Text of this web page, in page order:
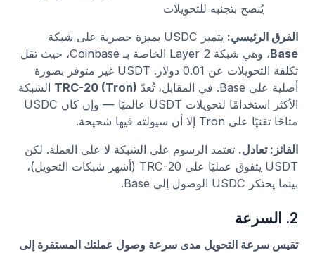
يُنصح بتجنبه للتحويلات
الفرق الرئيسي: يتميز USDC بميزة حصرية على شبكة
Base
، وهي شبكة Layer 2 الخاصة بـ Coinbase، حيث تقل
تكلفة التحويلات عن 0.01 دولار. USDT غير متوفر بصورة
أصلية على Base. في المقابل، تُعدّ
TRC-20 (Tron) الشبكة
الأكثر استخدامًا لتحويلات USDT عالميًا — وإن كان USDC
متاحًا تقنيًا على Tron إلا أن سيولته فيها شحيحة.
الفائز: تعادل. تعتمد الرسوم على الشبكة لا على العملة. لكن
USDT يتفوق عمليًا على TRC-20 (أشهر شبكات التحويل)،
بينما يحتكر USDC الوصول إلى Base.
2. السرعة
تقيس سرعة التحويل مدى سرعة وصول عملتك المستقرة إلى